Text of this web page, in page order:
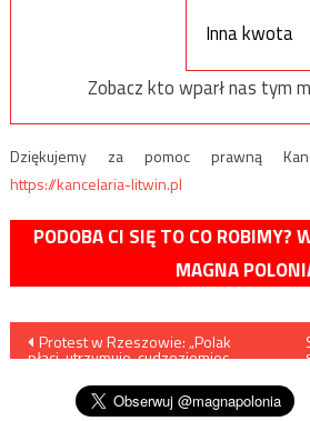
Inna kwota
Zobacz kto wparł nas tym
Dziękujemy za pomoc prawną
https://kancelaria-litwin.pl
PODOBA CI SIĘ TO CO ROBIMY?
MAGNA
Nawigacja
wpisu
Protest w Rzeszowie: „Polak
płaci, utrzymuje, cudzoziemiec